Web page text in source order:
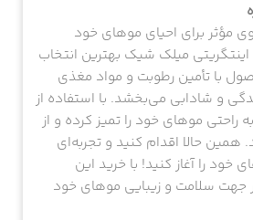
مؤثر برای احیای موهای خود
میلک شیک بهترین انتخاب
با تأمین رطوبت و مواد مغذی
و شادابی می‌بخشد. با استفاده از
راحتی موهای خود را تمیز کرده و از
همین حالا اقدام کنید و تجربه‌ای
خود را آغاز کنید! با خرید این
جهت سلامت و زیبایی موهای خود